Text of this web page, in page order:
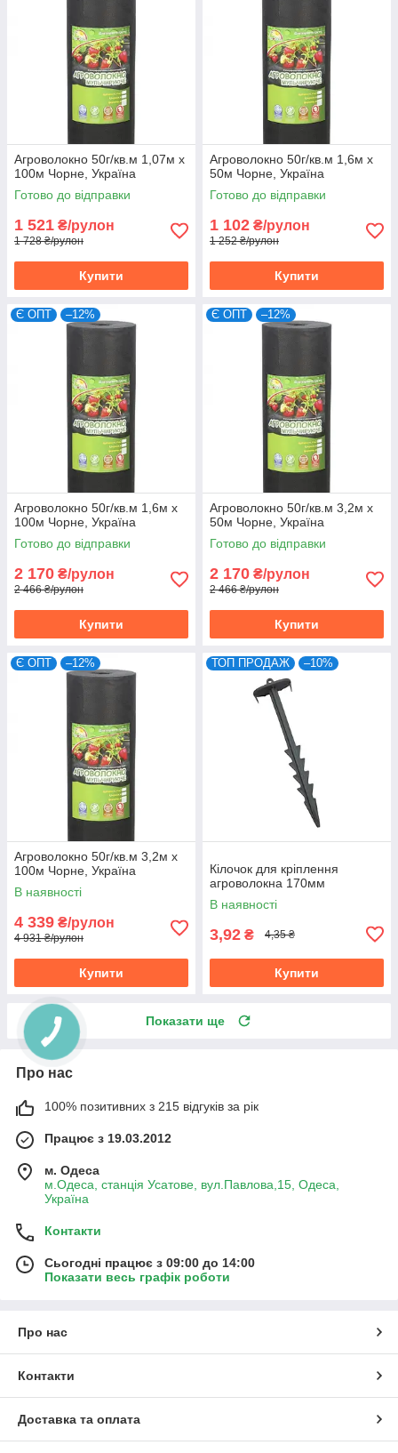
Агроволокно 50г/кв.м 1,07м х
100м Чорне, Україна
Готово до відправки
1 521 ₴/рулон
1 728 ₴/рулон
Купити
Агроволокно 50г/кв.м 1,6м х
50м Чорне, Україна
Готово до відправки
1 102 ₴/рулон
1 252 ₴/рулон
Купити
Є ОПТ –12%
Агроволокно 50г/кв.м 1,6м х
100м Чорне, Україна
Готово до відправки
2 170 ₴/рулон
2 466 ₴/рулон
Купити
Є ОПТ –12%
Агроволокно 50г/кв.м 3,2м х
50м Чорне, Україна
Готово до відправки
2 170 ₴/рулон
2 466 ₴/рулон
Купити
Є ОПТ –12%
Агроволокно 50г/кв.м 3,2м х
100м Чорне, Україна
В наявності
4 339 ₴/рулон
4 931 ₴/рулон
Купити
ТОП ПРОДАЖ –10%
Кілочок для кріплення
агроволокна 170мм
В наявності
3,92 ₴ 4,35 ₴
Купити
Показати ще
Про нас
100% позитивних з 215 відгуків за рік
Працює з 19.03.2012
м. Одеса
м.Одеса, станція Усатове, вул.Павлова,15, Одеса,
Україна
Контакти
Сьогодні працює з 09:00 до 14:00
Показати весь графік роботи
Про нас
Контакти
Доставка та оплата